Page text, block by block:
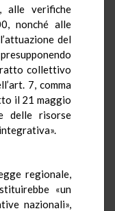
alle verifiche
nonché alle
del
collettivo
7, comma
il 21 maggio
delle risorse
regionale,
«un
nazionali»,